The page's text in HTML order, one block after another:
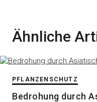
Ähnliche
PFLANZENSCHUTZ
Bedrohung durch